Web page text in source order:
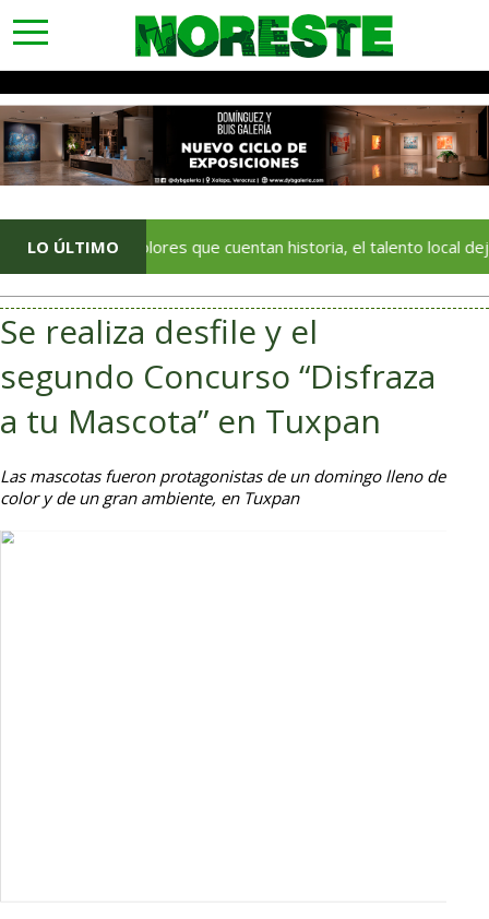
toggle
navigation
LO ÚLTIMO
Con colores que cuentan historia, el talento local deja huella
Se realiza desfile y el
segundo Concurso “Disfraza
a tu Mascota” en Tuxpan
Las mascotas fueron protagonistas de un domingo lleno de
color y de un gran ambiente, en Tuxpan